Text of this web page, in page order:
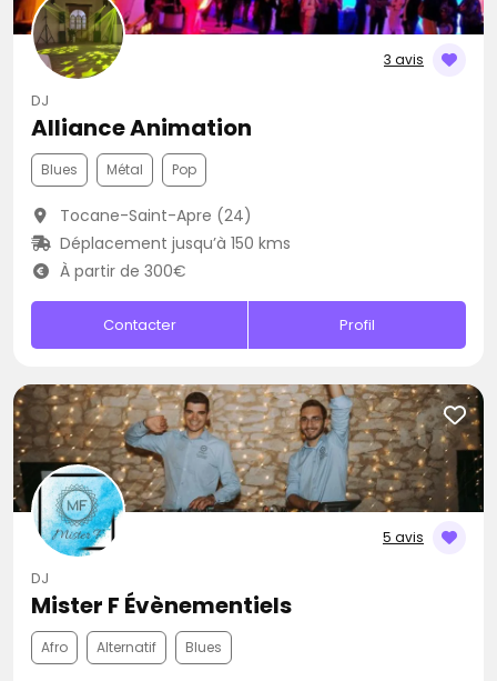
3 avis
DJ
Alliance Animation
Blues Métal Pop
Tocane-Saint-Apre (24)
Déplacement jusqu’à 150 kms
À partir de 300€
Contacter Profil
5 avis
DJ
Mister F Évènementiels
Afro Alternatif Blues